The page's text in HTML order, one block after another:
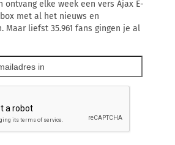
ontvang elke week een vers Ajax E-
met al het nieuws en
Maar liefst 35.961 fans gingen je al